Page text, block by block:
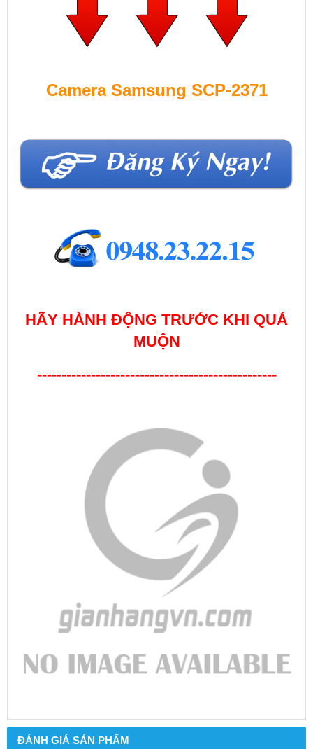
Camera Samsung SCP-2371
HÃY HÀNH ĐỘNG TRƯỚC KHI QUÁ
MUỘN
-------------------------------------------------
ĐÁNH GIÁ SẢN PHẨM